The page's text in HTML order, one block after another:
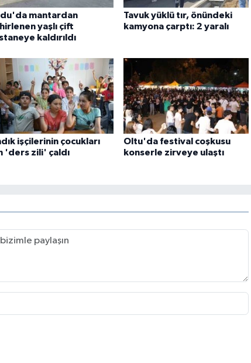
mantardan
yaşlı çift
kaldırıldı
Tavuk yüklü tır, önündeki
kamyona çarptı: 2 yaralı
işçilerinin çocukları
'ders zili' çaldı
Oltu'da festival coşkusu
konserle zirveye ulaştı